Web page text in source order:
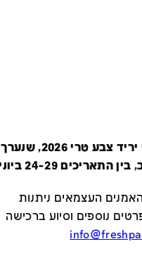
קטלוג זה מציג את כל משתתפי יריד צבע טרי 2026, שנערך
24-29 ביוני.
העצמאים ניתנות
נוספים וסיוע ברכישה